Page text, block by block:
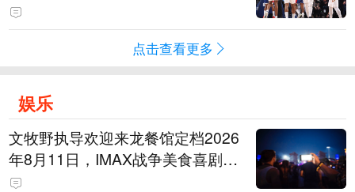
点击查看更多
娱乐
文牧野执导欢迎来龙餐馆定档2026
年8月11日，IMAX战争美食喜剧温
情上映